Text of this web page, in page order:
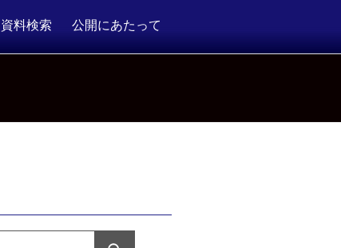
資料検索 公開にあたって